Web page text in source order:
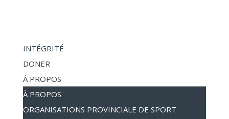
INTÉGRITÉ
DONER
À PROPOS
À PROPOS
ORGANISATIONS PROVINCIALE DE SPORT